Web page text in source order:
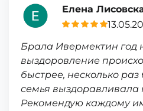
Елена
Брала Ивермектин год
выздоровление
быстрее, несколько раз
семья выздоравливала
Рекомендую каждому